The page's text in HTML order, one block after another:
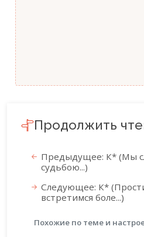
Продолжить
Предыдущее: К* (Мы
судьбою...)
Следующее: К*
встретимся боле...)
Похожие по теме и